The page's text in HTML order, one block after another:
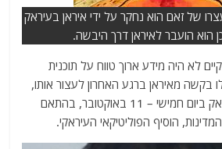
של זאם הוא נחקר על ידי איראן בעיראק
הוא הועבר לאיראן דרך היבשה.
לא היה מידע ארוך טווח על תוכנית
בקשה מאיראן ברגע האחרון לעצור אותו,
בקשה שהתקבלה בעיראק ביום חמישי – 11 באוקטובר, בהתאם
הוסיף הפוליטיקאי העיראקי.